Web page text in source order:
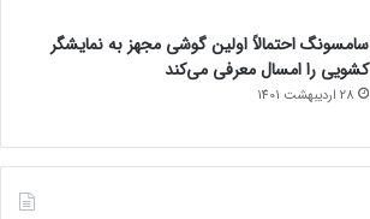
سامسونگ احتمالاً اولین گوشی مجهز به نمایشگر
کشویی را امسال معرفی می‌کند
28 اردیبهشت 1401